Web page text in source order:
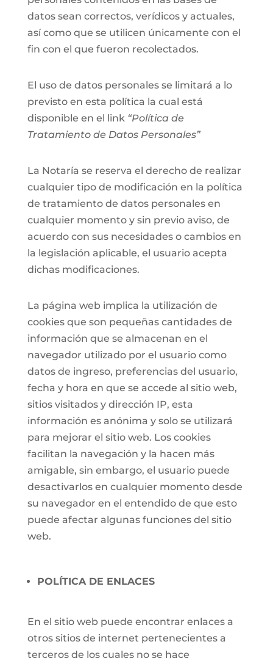
datos sean correctos, verídicos y actuales,
así como que se utilicen únicamente con el
fin con el que fueron recolectados.
El uso de datos personales se limitará a lo
previsto en esta política la cual está
disponible en el link “Política de
Tratamiento de Datos Personales”
La Notaría se reserva el derecho de realizar
cualquier tipo de modificación en la política
de tratamiento de datos personales en
cualquier momento y sin previo aviso, de
acuerdo con sus necesidades o cambios en
la legislación aplicable, el usuario acepta
dichas modificaciones.
La página web implica la utilización de
cookies que son pequeñas cantidades de
información que se almacenan en el
navegador utilizado por el usuario como
datos de ingreso, preferencias del usuario,
fecha y hora en que se accede al sitio web,
sitios visitados y dirección IP, esta
información es anónima y solo se utilizará
para mejorar el sitio web. Los cookies
facilitan la navegación y la hacen más
amigable, sin embargo, el usuario puede
desactivarlos en cualquier momento desde
su navegador en el entendido de que esto
puede afectar algunas funciones del sitio
web.
POLÍTICA DE ENLACES
En el sitio web puede encontrar enlaces a
otros sitios de internet pertenecientes a
terceros de los cuales no se hace